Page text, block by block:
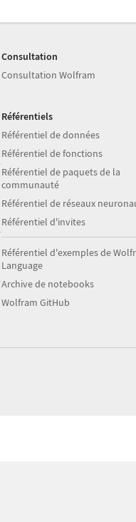
Consultation
Consultation Wolfram
Référentiels
Référentiel de données
Référentiel de fonctions
Référentiel de paquets de la
communauté
Référentiel de réseaux
Référentiel d'invites
Référentiel d'exemples de
Language
Archive de notebooks
Wolfram GitHub